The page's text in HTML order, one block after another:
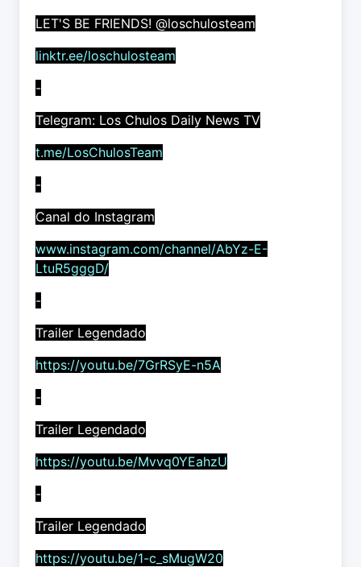
LET'S BE FRIENDS! @loschulosteam
linktr.ee/loschulosteam
-
Telegram: Los Chulos Daily News TV
t.me/LosChulosTeam
-
Canal do Instagram
www.instagram.com/channel/AbYz-E-
LtuR5gggD/
-
Trailer Legendado
https://youtu.be/7GrRSyE-n5A
-
Trailer Legendado
https://youtu.be/Mvvq0YEahzU
-
Trailer Legendado
https://youtu.be/1-c_sMugW20